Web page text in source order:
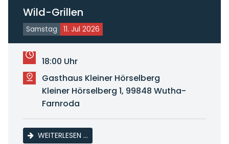
Wild-Grillen
Samstag 11. Jul 2026
18:00 Uhr
Gasthaus Kleiner Hörselberg
Kleiner Hörselberg 1, 99848 Wutha-
Farnroda
WEITERLESEN …WILD-GRILLEN